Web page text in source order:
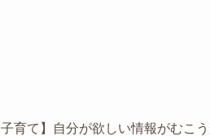
子育て】自分が欲しい情報がむこ